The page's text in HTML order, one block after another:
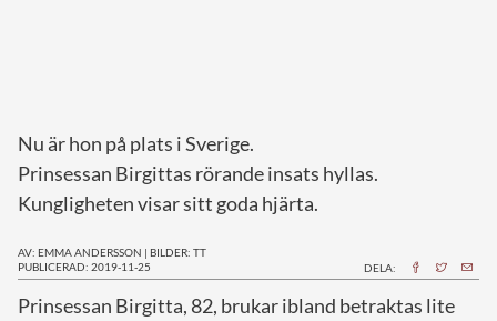
Nu är hon på plats i Sverige.
Prinsessan Birgittas rörande insats hyllas.
Kungligheten visar sitt goda hjärta.
AV: EMMA ANDERSSON | BILDER: TT
PUBLICERAD: 2019-11-25
DELA:
Prinsessan Birgitta, 82, brukar ibland betraktas lite